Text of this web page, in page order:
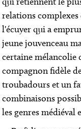
relations
l'écuyer qui a
jeune jouvenceau
certaine mélancolie
compagnon fidèle
troubadours et un
combinaisons
les genres médiéval